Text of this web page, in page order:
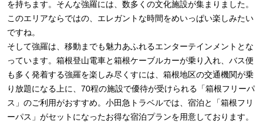
を持ちます。そんな強羅には、数多くの文化施設が集まりました。
このエリアならではの、エレガントな時間をめいっぱい楽しみたい
ですね。
そして強羅は、移動までも魅力あふれるエンターテインメントとな
っています。箱根登山電車と箱根ケーブルカーが乗り入れ、バス便
も多く発着する強羅を楽しみ尽くすには、箱根地区の交通機関が乗
り放題になる上に、70程の施設で優待が受けられる「箱根フリーパ
ス」のご利用がおすすめ。小田急トラベルでは、宿泊と「箱根フリ
ーパス」がセットになったお得な宿泊プランを用意しております。